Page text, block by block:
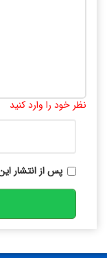
نظر خود را وارد کنید
پس از انتشار